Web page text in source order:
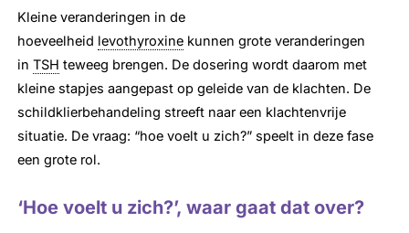
Kleine veranderingen in de
hoeveelheid levothyroxine kunnen grote veranderingen
inTSH teweeg brengen. De dosering wordt daarom met
kleine stapjes aangepast op geleide van de klachten. De
schildklierbehandeling streeft naar een klachtenvrije
situatie. De vraag: “hoe voelt u zich?” speelt in deze fase
een grote rol.
‘Hoe voelt u zich?’, waar gaat dat over?